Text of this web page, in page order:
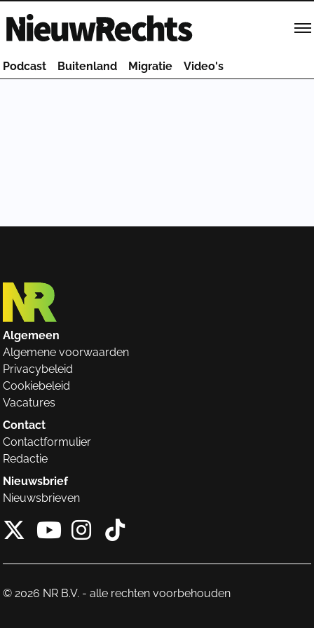
Homepage van NieuwRechts
Podcast Buitenland Migratie Video's
Algemeen
Algemene voorwaarden
Privacybeleid
Cookiebeleid
Vacatures
Contact
Contactformulier
Redactie
Nieuwsbrief
Nieuwsbrieven
X van NieuwRechts
Instagram van
Tiktok van
© 2026 NR B.V. - alle rechten voorbehouden